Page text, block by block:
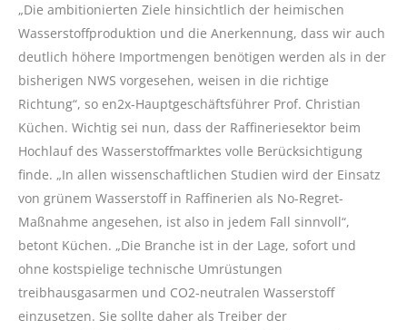
„Die ambitionierten Ziele hinsichtlich der heimischen
Wasserstoffproduktion und die Anerkennung, dass wir auch
deutlich höhere Importmengen benötigen werden als in der
bisherigen NWS vorgesehen, weisen in die richtige
Richtung“, so en2x-Hauptgeschäftsführer Prof. Christian
Küchen. Wichtig sei nun, dass der Raffineriesektor beim
Hochlauf des Wasserstoffmarktes volle Berücksichtigung
finde. „In allen wissenschaftlichen Studien wird der Einsatz
von grünem Wasserstoff in Raffinerien als No-Regret-
Maßnahme angesehen, ist also in jedem Fall sinnvoll“,
betont Küchen. „Die Branche ist in der Lage, sofort und
ohne kostspielige technische Umrüstungen
treibhausgasarmen und CO2-neutralen Wasserstoff
einzusetzen. Sie sollte daher als Treiber der